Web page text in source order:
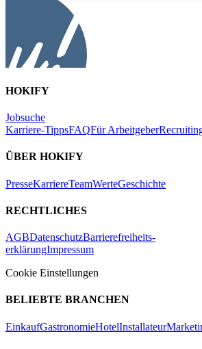
HOKIFY
Jobsuche
Karriere-TippsFAQFür Arbeitgeber
ÜBER HOKIFY
PresseKarriereTeamWerteGeschichte
RECHTLICHES
AGBDatenschutzBarrierefreiheits-
erklärungImpressum
Cookie Einstellungen
BELIEBTE BRANCHEN
EinkaufGastronomieHotelInstallateur